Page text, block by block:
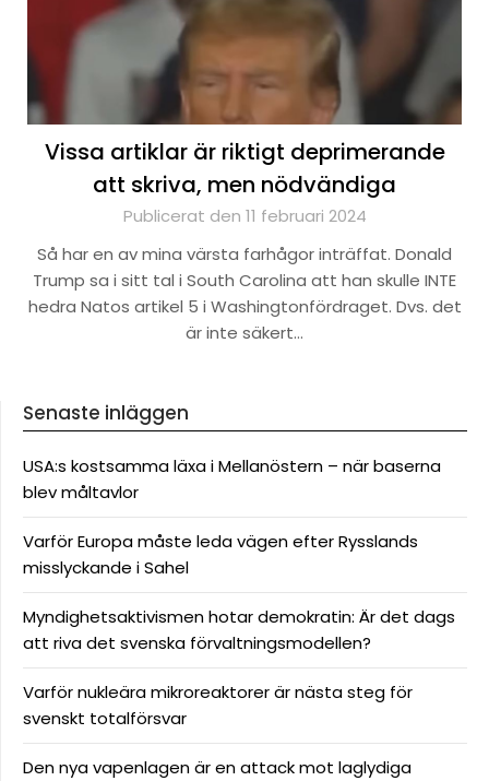
Vissa artiklar är riktigt deprimerande
att skriva, men nödvändiga
Publicerat den 11 februari 2024
Så har en av mina värsta farhågor inträffat. Donald
Trump sa i sitt tal i South Carolina att han skulle INTE
hedra Natos artikel 5 i Washingtonfördraget. Dvs. det
är inte säkert…
Senaste inläggen
USA:s kostsamma läxa i Mellanöstern – när baserna
blev måltavlor
Varför Europa måste leda vägen efter Rysslands
misslyckande i Sahel
Myndighetsaktivismen hotar demokratin: Är det dags
att riva det svenska förvaltningsmodellen?
Varför nukleära mikroreaktorer är nästa steg för
svenskt totalförsvar
Den nya vapenlagen är en attack mot laglydiga